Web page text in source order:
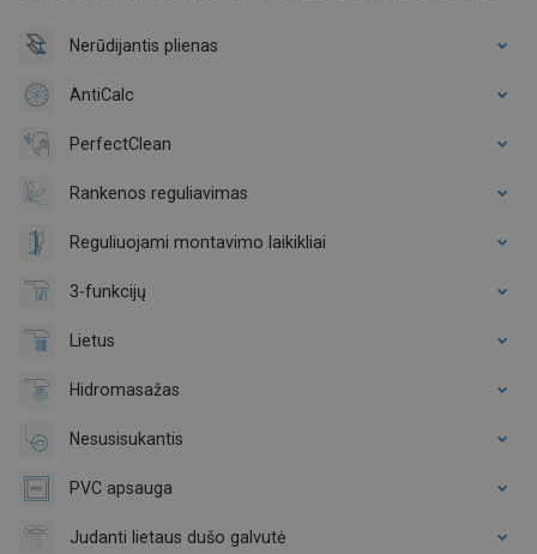
Nerūdijantis plienas
AntiCalc
PerfectClean
Rankenos reguliavimas
Reguliuojami montavimo laikikliai
3-funkcijų
Lietus
Hidromasažas
Nesusisukantis
PVC apsauga
Judanti lietaus dušo galvutė